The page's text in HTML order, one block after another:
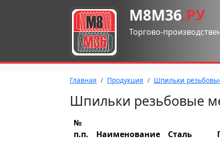
М8М36.РУ
Торгово-
Главная Продукция Шпильки
Шпильки резьбовые
№
п.п.
Наименование Сталь